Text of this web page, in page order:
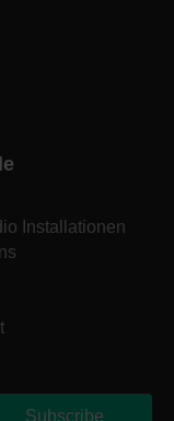
Installationen
Subscribe